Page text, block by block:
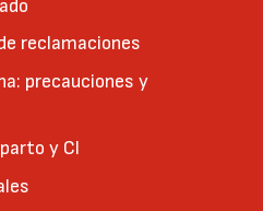
reclamaciones
precauciones y
y CI